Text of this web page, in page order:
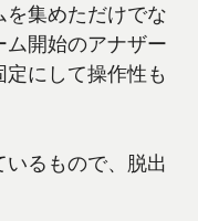
集めただけでな
ム開始のアナザー
にして操作性も
るもので、脱出